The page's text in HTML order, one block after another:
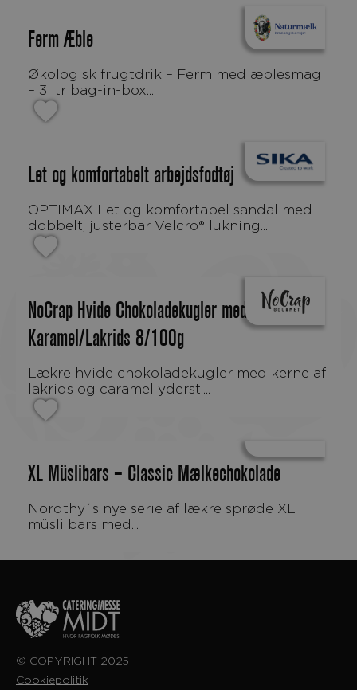
Ferm Æble
Økologisk frugtdrik – Ferm med æblesmag
– 3 ltr bag-in-box...
Let og komfortabelt arbejdsfodtøj
OPTIMAX Let og komfortabel sandal med
dobbelt, justerbar Velcro® lukning....
NoCrap Hvide Chokoladekugler med
Karamel/Lakrids 8/100g
Lækre hvide chokoladekugler med kerne af
lakrids og caramel yderst....
XL Müslibars – Classic Mælkechokolade
Nordthy´s nye serie af lækre sprøde XL
müsli bars med...
© COPYRIGHT 2025
Cookiepolitik